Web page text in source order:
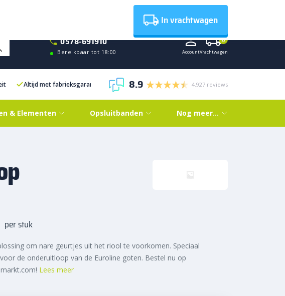
0578-691910
Bereikbaar tot 18:00 AccountVrachtwagen
0
Altijd met fabrieksgarantie 8.9 4.927 reviews
& Elementen Opsluitbanden Nog meer…
per stuk
om nare geurtjes uit het riool te voorkomen. Speciaal
de onderuitloop van de Euroline goten. Bestel nu op
Lees meer
In vrachtwagen